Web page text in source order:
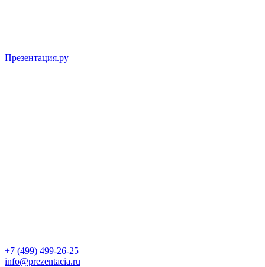
Презентация.ру
+7 (499) 499-26-25
info@prezentacia.ru